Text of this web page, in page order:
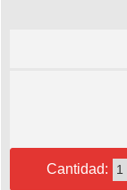
Cantidad: